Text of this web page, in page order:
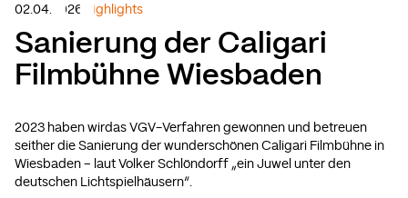
02.04.2026 Highlights
Sanierung der Caligari
Filmbühne Wiesbaden
2023 haben wirdas VGV-Verfahren gewonnen und betreuen
seither die Sanierung der wunderschönen Caligari Filmbühne in
Wiesbaden – laut Volker Schlöndorff „ein Juwel unter den
deutschen Lichtspielhäusern“.